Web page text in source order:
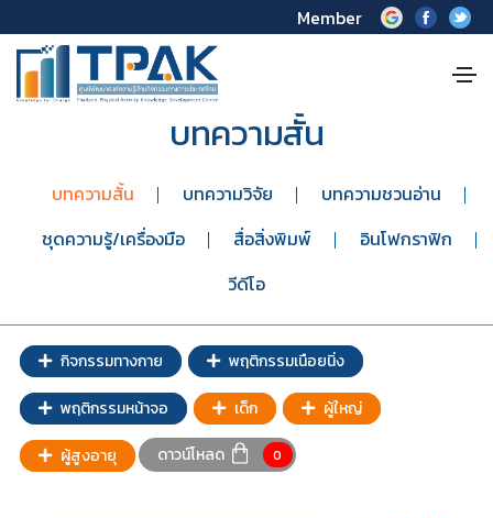
บทความสั้น
บทความสั้น บทความวิจัย
บทความชวนอ่าน
ชุดความรู้/เครื่องมือ
สื่อสิ่งพิมพ์
อินโฟกราฟิก
วีดีโอ
กิจกรรมทางกาย พฤติกรรมเนือยนิ่ง
พฤติกรรมหน้าจอ เด็ก ผู้ใหญ่
ผู้สูงอายุ ดาวน์โหลด 0
Member